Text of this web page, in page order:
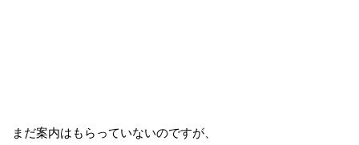
まだ案内はもらっていないのですが、